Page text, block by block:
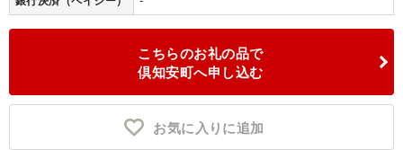
こちらのお礼の品で
倶知安町へ申し込む
お気に入りに追加